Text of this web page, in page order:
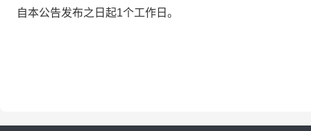
自本公告发布之日起1个工作日。